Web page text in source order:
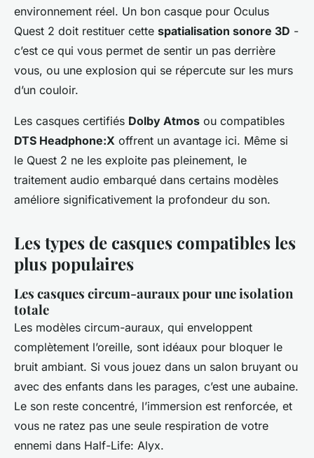
environnement réel. Un bon casque pour Oculus
Quest 2 doit restituer cette spatialisation sonore 3D -
c’est ce qui vous permet de sentir un pas derrière
vous, ou une explosion qui se répercute sur les murs
d’un couloir.
Les casques certifiés Dolby Atmos ou compatibles
DTS Headphone:X offrent un avantage ici. Même si
le Quest 2 ne les exploite pas pleinement, le
traitement audio embarqué dans certains modèles
améliore significativement la profondeur du son.
Les types de casques compatibles les
plus populaires
Les casques circum-auraux pour une isolation
totale
Les modèles circum-auraux, qui enveloppent
complètement l’oreille, sont idéaux pour bloquer le
bruit ambiant. Si vous jouez dans un salon bruyant ou
avec des enfants dans les parages, c’est une aubaine.
Le son reste concentré, l’immersion est renforcée, et
vous ne ratez pas une seule respiration de votre
ennemi dans Half-Life: Alyx.